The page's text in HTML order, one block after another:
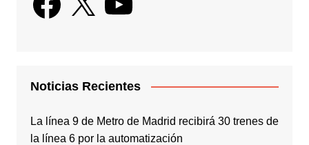
Noticias Recientes
La línea 9 de Metro de Madrid recibirá 30 trenes de
la línea 6 por la automatización